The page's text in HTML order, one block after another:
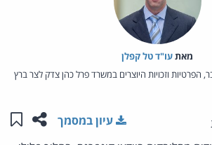
מאת‏עו"ד טל קפלן
הפרטיות וזכויות היוצרים במשרד פרל כהן צדק לצר ברץ
שתפו
עיון במסמך